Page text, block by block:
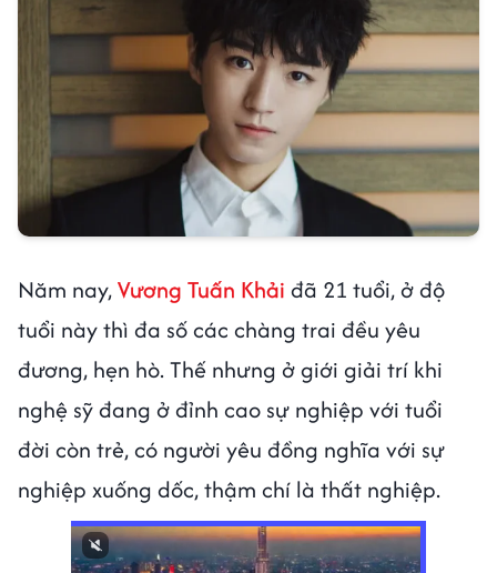
Năm nay,Vương Tuấn Khải đã 21 tuổi, ở độ
tuổi này thì đa số các chàng trai đều yêu
đương, hẹn hò. Thế nhưng ở giới giải trí khi
nghệ sỹ đang ở đỉnh cao sự nghiệp với tuổi
đời còn trẻ, có người yêu đồng nghĩa với sự
nghiệp xuống dốc, thậm chí là thất nghiệp.